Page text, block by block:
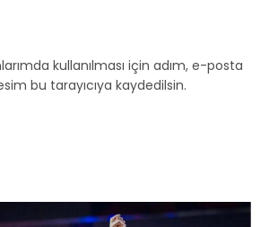
kullanılması için adım, e-posta
bu tarayıcıya kaydedilsin.